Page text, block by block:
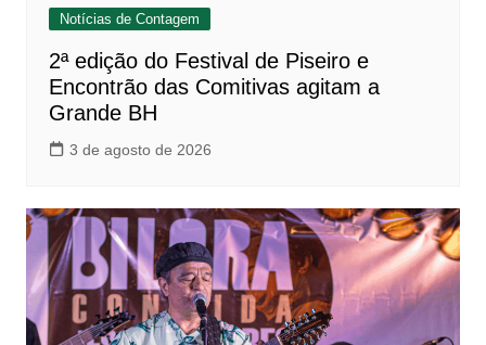
Notícias de Contagem
2ª edição do Festival de Piseiro e
Encontrão das Comitivas agitam a
Grande BH
3 de agosto de 2026